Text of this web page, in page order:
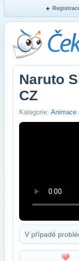
Naruto
CZ
Kategorie: Animace
V případě